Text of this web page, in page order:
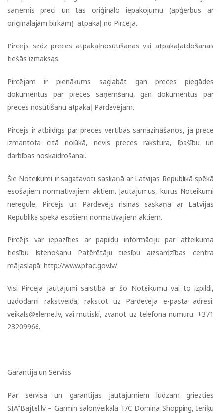
saņēmis preci un tās oriģinālo iepakojumu (apģērbus ar
oriģinālajām birkām) atpakaļ no Pircēja.
Pircējs sedz preces atpakaļnosūtīšanas vai atpakaļatdošanas
tiešās izmaksas.
Pircējam ir pienākums saglabāt gan preces piegādes
dokumentus par preces saņemšanu, gan dokumentus par
preces nosūtīšanu atpakaļ Pārdevējam.
Pircējs ir atbildīgs par preces vērtības samazināšanos, ja prece
izmantota citā nolūkā, nevis preces rakstura, īpašību un
darbības noskaidrošanai.
Šie Noteikumi ir sagatavoti saskaņā ar Latvijas Republikā spēkā
esošajiem normatīvajiem aktiem. Jautājumus, kurus Noteikumi
neregulē, Pircējs un Pārdevējs risinās saskaņā ar Latvijas
Republikā spēkā esošiem normatīvajiem aktiem.
Pircējs var iepazīties ar papildu informāciju par atteikuma
tiesību īstenošanu Patērētāju tiesību aizsardzības centra
mājaslapā: http://www.ptac.gov.lv/
Visi Pircēja jautājumi saistībā ar šo Noteikumu vai to izpildi,
uzdodami rakstveidā, rakstot uz Pārdevēja e-pasta adresi:
veikals@eleme.lv, vai mutiski, zvanot uz telefona numuru: +371
23209966.
Garantija un Serviss
Par servisa un garantijas jautājumiem lūdzam griezties
SIA”Bajtel.lv – Garmin salonveikalā T/C Domina Shopping, Ieriķu